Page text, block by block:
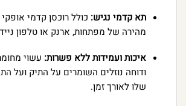
תא קדמי נגיש: כולל רוכסן קדמי
מהירה של מפתחות, ארנק או טלפון
איכות ועמידות ללא פשרות: עשוי
ודוחה נוזלים השומרים על התיק ועל
שלו לאורך זמן.